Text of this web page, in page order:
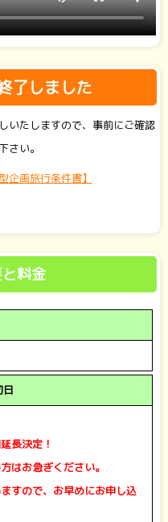
了しました
いたしますので、事前にご確認
さい。
企画旅行条件書】
料金
日
長決定！
はお急ぎください。
すので、お早めにお申し込